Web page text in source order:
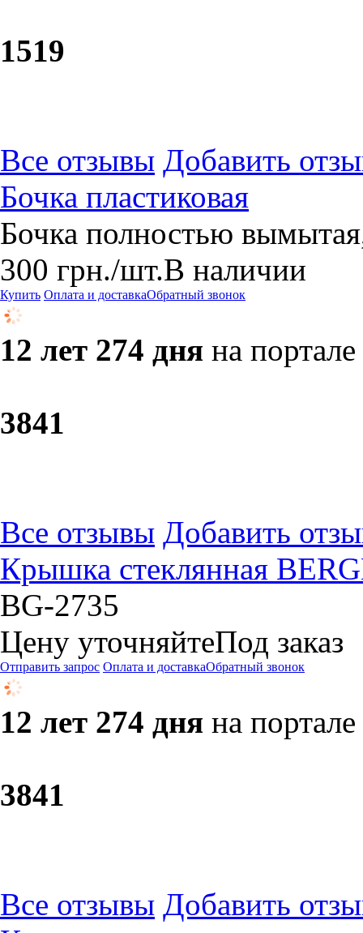
1519
Все отзывы Добавить
Бочка пластиковая
Бочка полностью
300 грн./шт.В наличии
Купить Оплата и доставкаОбратный звонок
12 лет 274 дня на портале
3841
Все отзывы Добавить
Крышка стеклянная
BG-2735
Цену уточняйтеПод заказ
Отправить запрос Оплата и доставкаОбратный звонок
12 лет 274 дня на портале
3841
Все отзывы Добавить